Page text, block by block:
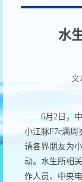
水
文
6月 2 日，
小江豚F7c满周
请各界朋友为
动。水生所相
作人员、中央